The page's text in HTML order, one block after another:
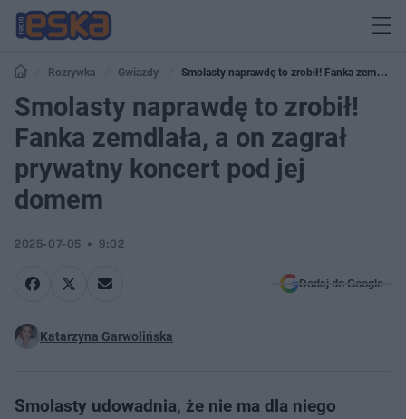
Rozrywka Gwiazdy
Smolasty naprawdę to zrobił! Fanka zemdlała,
a on zagrał prywatny koncert pod jej domem
Smolasty naprawdę to zrobił!
Fanka zemdlała, a on zagrał
prywatny koncert pod jej
domem
2025-07-05 9:02
Dodaj do Google
Katarzyna Garwolińska
Smolasty udowadnia, że nie ma dla niego